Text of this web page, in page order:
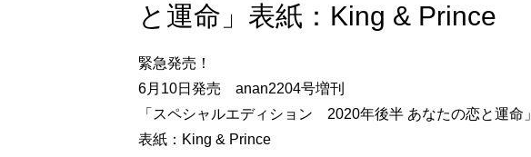
と運命」表紙：King & Prince
緊急発売！
6月10日発売 anan2204号増刊
「スペシャルエディション 2020年後半 あなたの恋と運命」
表紙：King & Prince